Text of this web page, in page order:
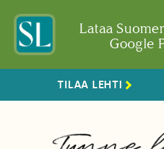
Lataa
Google
TILAA LEHTI